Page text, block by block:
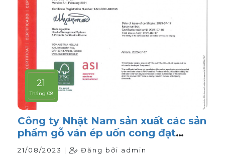
21
Tháng 08
Công ty Nhật Nam sản xuất các sản
phẩm gỗ ván ép uốn cong đạt
chứng nhận FSC
21/08/2023 | Đăng bởi admin